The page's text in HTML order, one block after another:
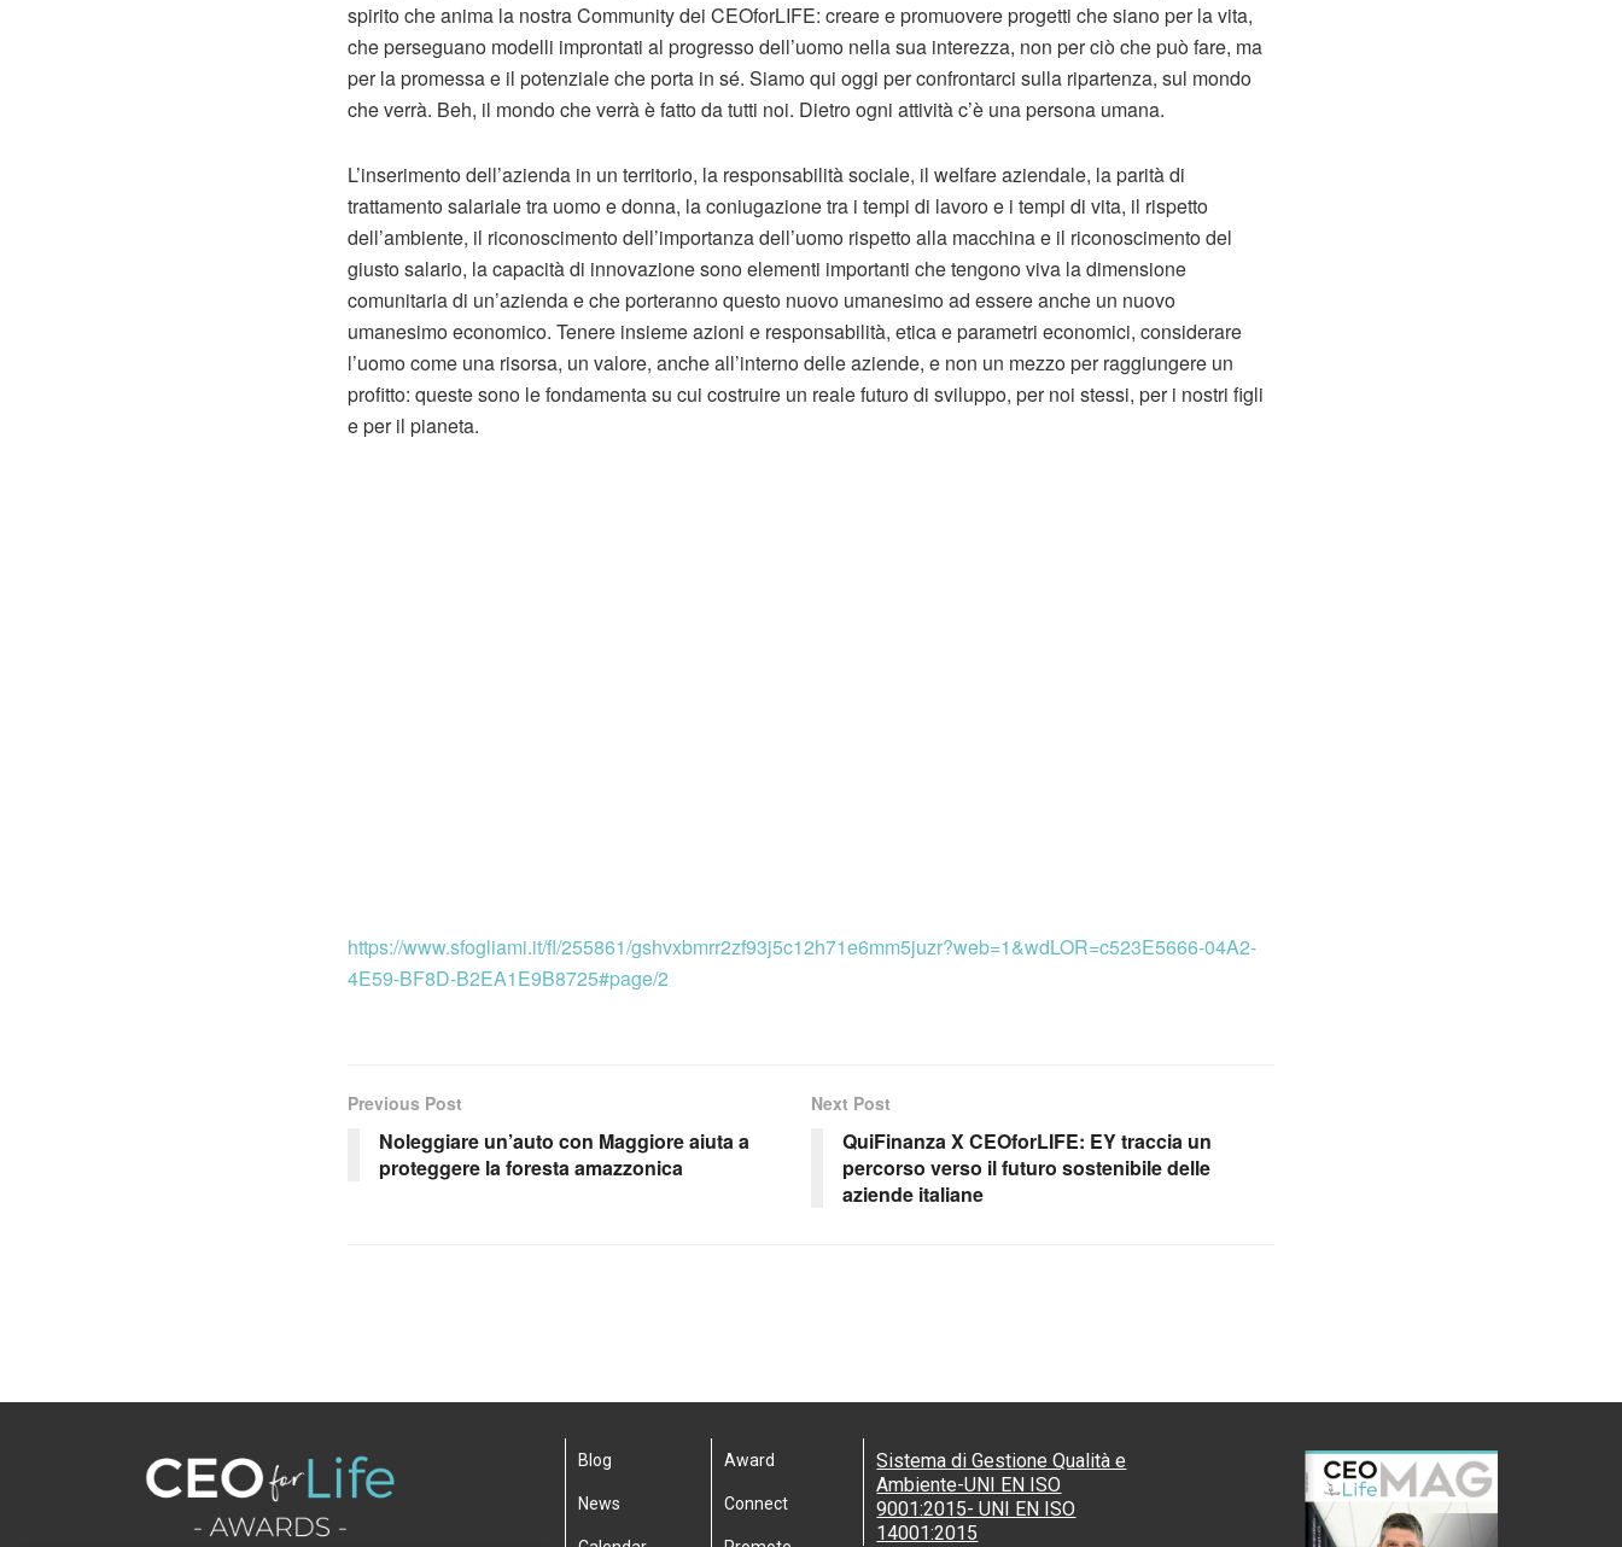
spirito che anima la nostra Community dei CEOforLIFE: creare e promuovere progetti che siano per la vita,
che perseguano modelli improntati al progresso dell’uomo nella sua interezza, non per ciò che può fare, ma
per la promessa e il potenziale che porta in sé. Siamo qui oggi per confrontarci sulla ripartenza, sul mondo
che verrà. Beh, il mondo che verrà è fatto da tutti noi. Dietro ogni attività c’è una persona umana.
L’inserimento dell’azienda in un territorio, la responsabilità sociale, il welfare aziendale, la parità di
trattamento salariale tra uomo e donna, la coniugazione tra i tempi di lavoro e i tempi di vita, il rispetto
dell’ambiente, il riconoscimento dell’importanza dell’uomo rispetto alla macchina e il riconoscimento del
giusto salario, la capacità di innovazione sono elementi importanti che tengono viva la dimensione
comunitaria di un’azienda e che porteranno questo nuovo umanesimo ad essere anche un nuovo
umanesimo economico. Tenere insieme azioni e responsabilità, etica e parametri economici, considerare
l’uomo come una risorsa, un valore, anche all’interno delle aziende, e non un mezzo per raggiungere un
profitto: queste sono le fondamenta su cui costruire un reale futuro di sviluppo, per noi stessi, per i nostri figli
e per il pianeta.
https://www.sfogliami.it/fl/255861/gshvxbmrr2zf93j5c12h71e6mm5juzr?web=1&wdLOR=c523E5666-04A2-
4E59-BF8D-B2EA1E9B8725#page/2
Previous Post
Noleggiare un’auto con Maggiore aiuta a
proteggere la foresta amazzonica
Next Post
QuiFinanza X CEOforLIFE: EY traccia un
percorso verso il futuro sostenibile delle
aziende italiane
Blog
News
Award
Connect
Sistema di Gestione Qualità e
Ambiente-UNI EN ISO
9001:2015- UNI EN ISO
14001:2015